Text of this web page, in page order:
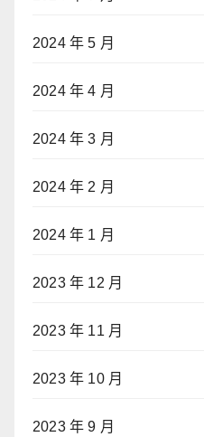
2024 年 5 月
2024 年 4 月
2024 年 3 月
2024 年 2 月
2024 年 1 月
2023 年 12 月
2023 年 11 月
2023 年 10 月
2023 年 9 月